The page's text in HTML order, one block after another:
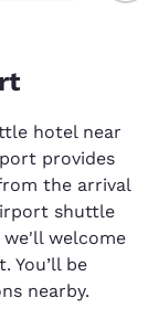
hotel near
provides
the arrival
shuttle
welcome
You’ll be
nearby.